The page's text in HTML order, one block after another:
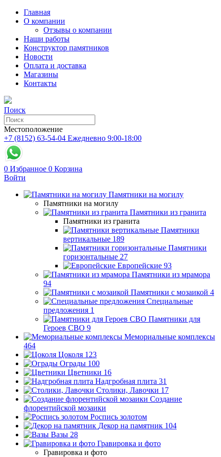
Главная
О компании
Отзывы о компании
Наши работы
Конструктор памятников
Новости
Оплата и доставка
Магазины
Контакты
Поиск
Местоположение
+7 (8152) 63-54-04 Ежедневно 9:00-18:00
0 Избранное 0 Корзина
Войти
Памятники на могилу
Памятники на могилу
Памятники из гранита
Памятники из гранита
Памятники
вертикальные 189
Памятники
горизонтальные 27
Европейские 93
Памятники из мрамора
94
Памятники с мозаикой 4
Специальные
предложения 1
Памятники для
Героев СВО 9
Мемориальные комплексы
464
Цоколя 123
Ограды 100
Цветники 16
Надгробная плита 31
Столики, Лавочки 17
Создание
флорентийской мозаики
Роспись золотом
Декор на памятник 104
Вазы 28
Гравировка и фото
Гравировка и фото